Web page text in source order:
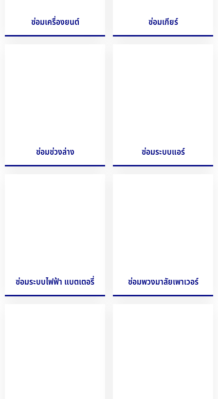
ซ่อมเครื่องยนต์ ซ่อมเกียร์
ซ่อมช่วงล่าง ซ่อมระบบแอร์
ซ่อมระบบไฟฟ้า แบตเตอรี่ ซ่อมพวงมาลัยเพาเวอร์